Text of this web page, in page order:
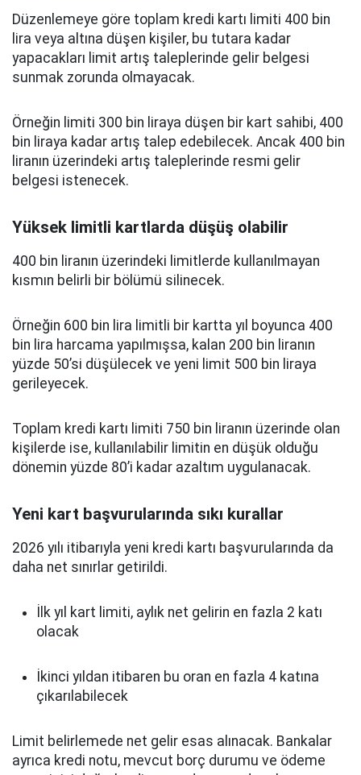
Düzenlemeye göre toplam kredi kartı limiti 400 bin
lira veya altına düşen kişiler, bu tutara kadar
yapacakları limit artış taleplerinde gelir belgesi
sunmak zorunda olmayacak.
Örneğin limiti 300 bin liraya düşen bir kart sahibi, 400
bin liraya kadar artış talep edebilecek. Ancak 400 bin
liranın üzerindeki artış taleplerinde resmi gelir
belgesi istenecek.
Yüksek limitli kartlarda düşüş olabilir
400 bin liranın üzerindeki limitlerde kullanılmayan
kısmın belirli bir bölümü silinecek.
Örneğin 600 bin lira limitli bir kartta yıl boyunca 400
bin lira harcama yapılmışsa, kalan 200 bin liranın
yüzde 50’si düşülecek ve yeni limit 500 bin liraya
gerileyecek.
Toplam kredi kartı limiti 750 bin liranın üzerinde olan
kişilerde ise, kullanılabilir limitin en düşük olduğu
dönemin yüzde 80’i kadar azaltım uygulanacak.
Yeni kart başvurularında sıkı kurallar
2026 yılı itibarıyla yeni kredi kartı başvurularında da
daha net sınırlar getirildi.
İlk yıl kart limiti, aylık net gelirin en fazla 2 katı
olacak
İkinci yıldan itibaren bu oran en fazla 4 katına
çıkarılabilecek
Limit belirlemede net gelir esas alınacak. Bankalar
ayrıca kredi notu, mevcut borç durumu ve ödeme